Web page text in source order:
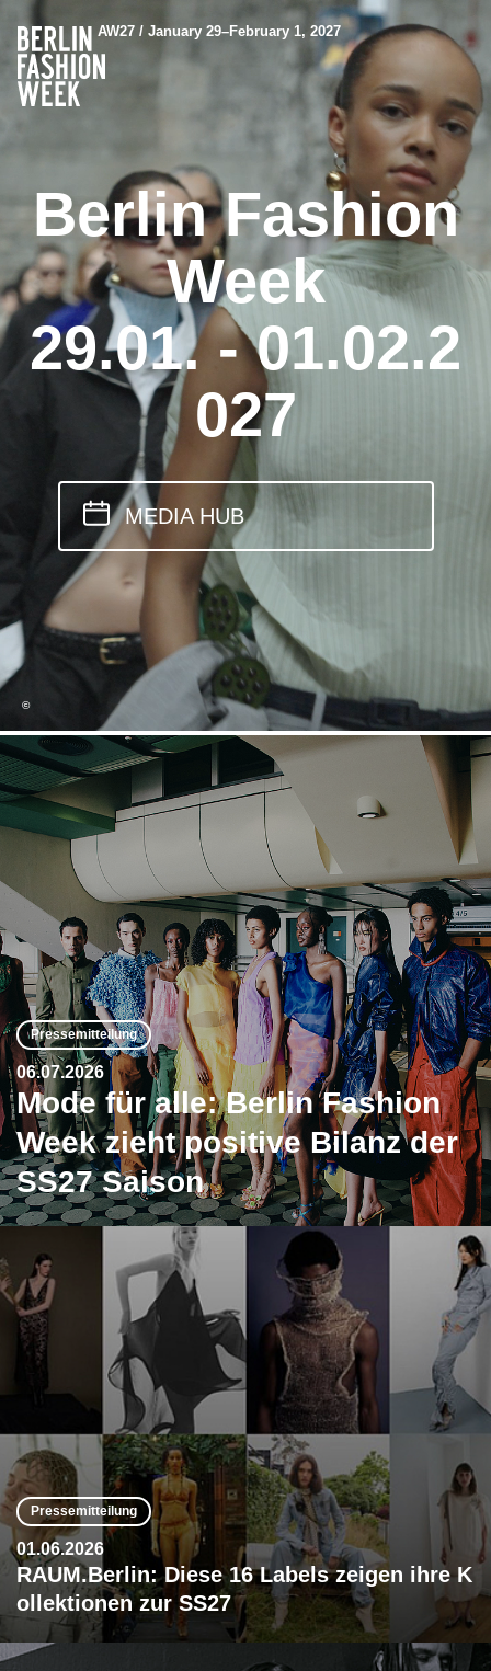
AW27 / January 29–February 1, 2027
©
Berlin Fashion
Week
29.01. - 01.02.2
027
MEDIA HUB
Pressemitteilung
06.07.2026
Mode für alle: Berlin Fashion
Week zieht positive Bilanz der
SS27 Saison
Pressemitteilung
01.06.2026
RAUM.Berlin: Diese 16 Labels zeigen ihre K
ollektionen zur SS27